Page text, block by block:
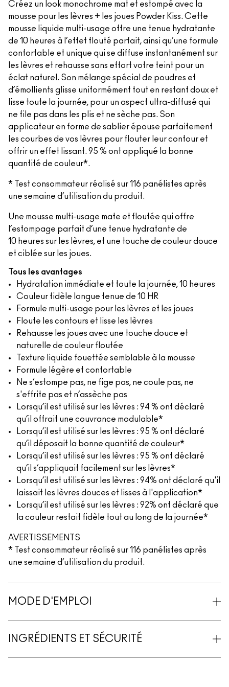
Créez un look monochrome mat et estompé avec la
mousse pour les lèvres + les joues Powder Kiss. Cette
mousse liquide multi-usage offre une tenue hydratante
de 10 heures à l’effet flouté parfait, ainsi qu’une formule
confortable et unique qui se diffuse instantanément sur
les lèvres et rehausse sans effort votre teint pour un
éclat naturel. Son mélange spécial de poudres et
d’émollients glisse uniformément tout en restant doux et
lisse toute la journée, pour un aspect ultra-diffusé qui
ne file pas dans les plis et ne sèche pas. Son
applicateur en forme de sablier épouse parfaitement
les courbes de vos lèvres pour flouter leur contour et
offrir un effet lissant. 95 % ont appliqué la bonne
quantité de couleur*.
* Test consommateur réalisé sur 116 panélistes après
une semaine d’utilisation du produit.
Une mousse multi-usage mate et floutée qui offre
l’estompage parfait d’une tenue hydratante de
10 heures sur les lèvres, et une touche de couleur douce
et ciblée sur les joues.
Tous les avantages
Hydratation immédiate et toute la journée, 10 heures
Couleur fidèle longue tenue de 10 HR
Formule multi-usage pour les lèvres et les joues
Floute les contours et lisse les lèvres
Rehausse les joues avec une touche douce et
naturelle de couleur floutée
Texture liquide fouettée semblable à la mousse
Formule légère et confortable
Ne s’estompe pas, ne fige pas, ne coule pas, ne
s'effrite pas et n’assèche pas
Lorsqu’il est utilisé sur les lèvres : 94 % ont déclaré
qu’il offrait une couvrance modulable*
Lorsqu’il est utilisé sur les lèvres : 95 % ont déclaré
qu’il déposait la bonne quantité de couleur*
Lorsqu’il est utilisé sur les lèvres : 95 % ont déclaré
qu’il s’appliquait facilement sur les lèvres*
Lorsqu’il est utilisé sur les lèvres : 94% ont déclaré qu'il
laissait les lèvres douces et lisses à l'application*
Lorsqu’il est utilisé sur les lèvres : 92% ont déclaré que
la couleur restait fidèle tout au long de la journée*
AVERTISSEMENTS
* Test consommateur réalisé sur 116 panélistes après
une semaine d’utilisation du produit.
MODE D'EMPLOI
INGRÉDIENTS ET SÉCURITÉ